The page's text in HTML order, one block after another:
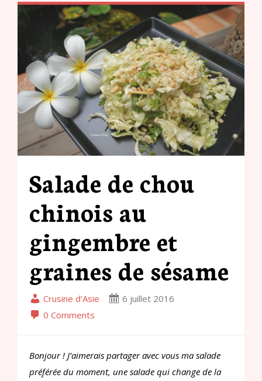
Salade de chou
chinois au
gingembre et
graines de sésame
Crusine d'Asie
6 juillet 2016
0 Comments
Bonjour ! J’aimerais partager avec vous ma salade
préférée du moment, une salade qui change de la